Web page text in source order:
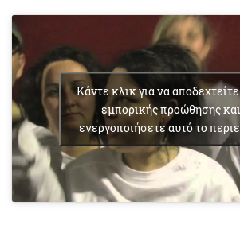
Κάντε κλικ για να
εμπορικής προώθησης
ενεργοποιήσετε αυτό το